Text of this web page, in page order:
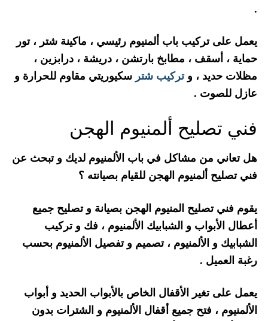
.
يعمل على تركيب باب ألمنيوم رئيسي ، ماكينة شتر ، تور
حماية ، أسقف ، مطابخ بارتشن ، دريشة ، درابزين ،
مظلات حديد ، وتركيب شتر سكيوريتي مقاوم للحرارة و
عازل للصوت .
فني تصليح ألمنيوم الهجن
هل تعاني من مشاكل في باب الألمنيوم لديك و تبحث عن
فني تصليح ألمنيوم الهجن للقيام بصيانته ؟
يقوم فني تصليح المنيوم الهجن بصيانة و تصليح جميع
أعطال الأبواب و الشبابيك الألمنيوم ، فك و تركيب
الشبابيك و الألمنيوم ، تصميم و تفصيل الألمنيوم بحسب
رغبة العميل .
يعمل على تغير الأقفال الخاص بالأبواب الحديد و أبواب
الألمنيوم ، فتح جميع أقفال الألمنيوم و الشترات بدون